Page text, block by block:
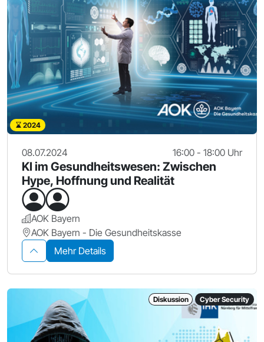
2024
08.07.2024 16:00 - 18:00 Uhr
KI im Gesundheitswesen: Zwischen
Hype, Hoffnung und Realität
AOK Bayern
AOK Bayern - Die Gesundheitskasse
Mehr Details
Diskussion Cyber Security